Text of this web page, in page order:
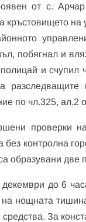
от с.
кръстовището на
побягнал и
и
по чл.325, ал.2
проверки
без контролна
образувани две
до 6
нощната
За